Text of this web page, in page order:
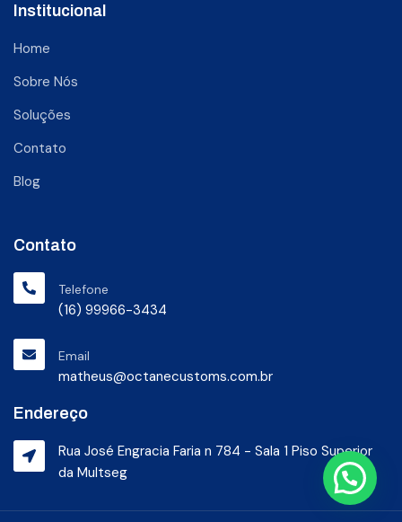
Institucional
Home
Sobre Nós
Soluções
Contato
Blog
Contato
Telefone
(16) 99966-3434
Email
matheus@octanecustoms.com.br
Endereço
Rua José Engracia Faria n 784 - Sala 1 Piso Superior
da Multseg